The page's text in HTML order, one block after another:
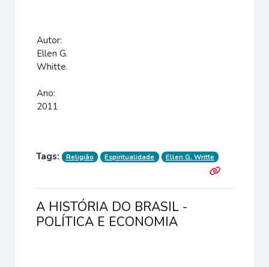
Autor:
Ellen G.
Whitte.
Ano:
2011
Tags: Religião Espiritualidade Ellen G. Writte
A HISTÓRIA DO BRASIL -
POLÍTICA E ECONOMIA